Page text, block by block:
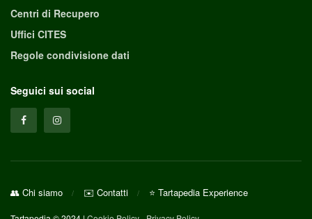
Centri di Recupero
Uffici CITES
Regole condivisione dati
Seguici sui social
👥 Chi siamo ✉️ Contatti ⭐ Tartapedia Experience